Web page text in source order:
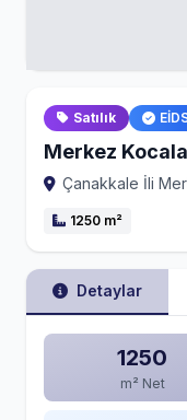
Satılık
Merkez
Çanakkale İli
1250 m²
Detaylar
1250
m² Net